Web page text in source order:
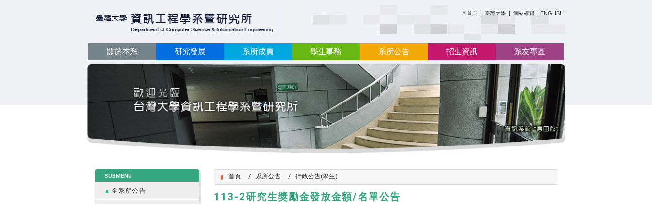
回首頁 | 臺灣大學 | 網站導覽 | ENGLISH
關於本系 研究發展 系所成員 學生事務 系所公告 招生資訊 系友專區
SUBMENU
全系所公告
首頁 系所公告 行政公告(學生)
113-2研究生獎勵金發放金額/名單公告